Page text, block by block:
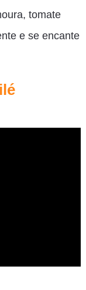
tomate
e se encante